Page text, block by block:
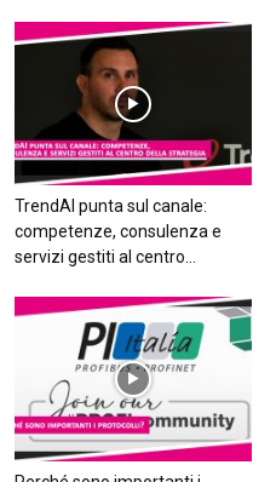
TrendAI punta sul canale:
competenze, consulenza e
servizi gestiti al centro...